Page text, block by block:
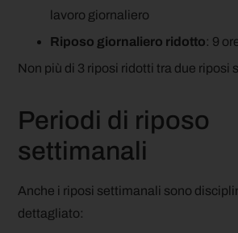
lavoro giornaliero
Riposo giornaliero ridotto: 9
Non più di 3 riposi ridotti tra due riposi
Periodi di riposo
settimanali
Anche i riposi settimanali sono
dettagliato: